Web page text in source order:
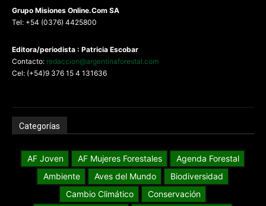
Grupo Misiones Online.Com SA
Tel: +54 (0376) 4425800
Editora/periodista : Patricia Escobar
Contacto: redaccion@argentinaforestal.com
Cel: (+54)9 376 15 4 131636
Categorías
AF Joven AF Mujeres Forestales
Agenda Forestal
Ambiente
Aves del Mundo
Biodiversidad
Cambio Climático
Conservación